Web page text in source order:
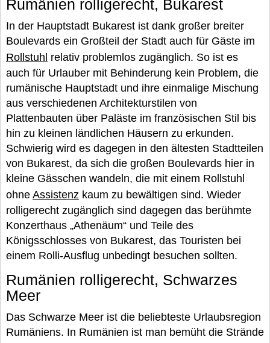
Rumänien rolligerecht, Bukarest
In der Hauptstadt Bukarest ist dank großer breiter
Boulevards ein Großteil der Stadt auch für Gäste im
Rollstuhl relativ problemlos zugänglich. So ist es
auch für Urlauber mit Behinderung kein Problem, die
rumänische Hauptstadt und ihre einmalige Mischung
aus verschiedenen Architekturstilen von
Plattenbauten über Paläste im französischen Stil bis
hin zu kleinen ländlichen Häusern zu erkunden.
Schwierig wird es dagegen in den ältesten Stadtteilen
von Bukarest, da sich die großen Boulevards hier in
kleine Gässchen wandeln, die mit einem Rollstuhl
ohne Assistenz kaum zu bewältigen sind. Wieder
rolligerecht zugänglich sind dagegen das berühmte
Konzerthaus „Athenäum“ und Teile des
Königsschlosses von Bukarest, das Touristen bei
einem Rolli-Ausflug unbedingt besuchen sollten.
Rumänien rolligerecht, Schwarzes
Meer
Das Schwarze Meer ist die beliebteste Urlaubsregion
Rumäniens. In Rumänien ist man bemüht die Strände